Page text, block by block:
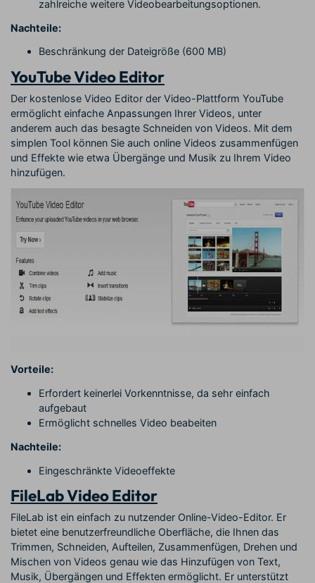
zahlreiche weitere Videobearbeitungsoptionen.
Nachteile:
Beschränkung der Dateigröße (600 MB)
YouTube Video Editor
Der kostenlose Video Editor der Video-Plattform YouTube
ermöglicht einfache Anpassungen Ihrer Videos, unter
anderem auch das besagte Schneiden von Videos. Mit dem
simplen Tool können Sie auch online Videos zusammenfügen
und Effekte wie etwa Übergänge und Musik zu Ihrem Video
hinzufügen.
Vorteile:
Erfordert keinerlei Vorkenntnisse, da sehr einfach
aufgebaut
Ermöglicht schnelles Video beabeiten
Nachteile:
Eingeschränkte Videoeffekte
FileLab Video Editor
FileLab ist ein einfach zu nutzender Online-Video-Editor. Er
bietet eine benutzerfreundliche Oberfläche, die Ihnen das
Trimmen, Schneiden, Aufteilen, Zusammenfügen, Drehen und
Mischen von Videos genau wie das Hinzufügen von Text,
Musik, Übergängen und Effekten ermöglicht. Er unterstützt